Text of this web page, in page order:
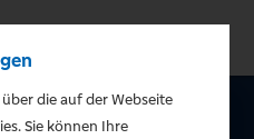
die auf der Webseite
Sie können Ihre